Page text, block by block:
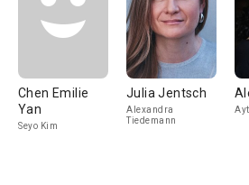
Chen Emilie
Yan
Seyo Kim
Julia Jentsch
Alexandra
Tiedemann